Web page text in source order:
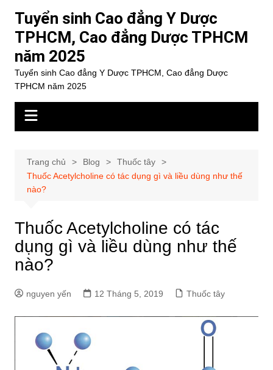
dung
Tuyển sinh Cao đẳng Y Dược
TPHCM, Cao đẳng Dược TPHCM
năm 2025
Tuyển sinh Cao đẳng Y Dược TPHCM, Cao đẳng Dược
TPHCM năm 2025
Trang chủ Blog
Thuốc tây
Thuốc Acetylcholine có tác dụng gì và liều dùng như thế
nào?
Thuốc Acetylcholine có tác
dụng gì và liều dùng như thế
nào?
nguyen yến 12 Tháng 5, 2019 Thuốc tây